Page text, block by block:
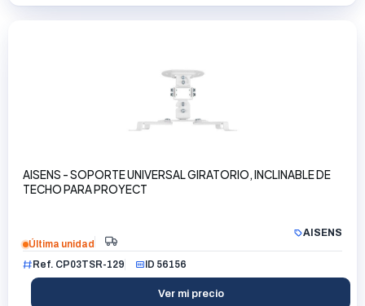
AISENS - SOPORTE UNIVERSAL GIRATORIO, INCLINABLE DE
TECHO PARA PROYECT
AISENS
Última unidad
Ref. CP03TSR-129
ID 56156
Ver mi precio